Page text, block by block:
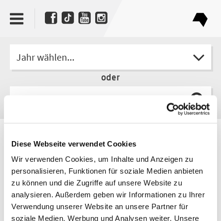
Diese Webseite verwendet Cookies
Wir verwenden Cookies, um Inhalte und Anzeigen zu
personalisieren, Funktionen für soziale Medien anbieten
zu können und die Zugriffe auf unsere Website zu
analysieren. Außerdem geben wir Informationen zu Ihrer
Verwendung unserer Website an unsere Partner für
soziale Medien, Werbung und Analysen weiter. Unsere
Jahr wählen...
oder
Bernd Schroeder